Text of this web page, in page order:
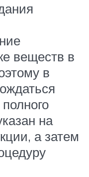
веществ в
в
на
а затем